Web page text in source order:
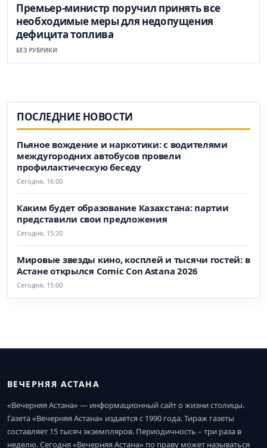
Премьер-министр поручил принять все
необходимые меры для недопущения
дефицита топлива
БЕЗ РУБРИКИ
ПОСЛЕДНИЕ НОВОСТИ
Пьяное вождение и наркотики: с водителями
междугородних автобусов провели
профилактическую беседу
Сегодня, 16:00
Каким будет образование Казахстана: партии
представили свои предложения
Сегодня, 15:20
Мировые звезды кино, косплей и тысячи гостей: в
Астане открылся Comic Con Astana 2026
Сегодня, 15:00
ВЕЧЕРНЯЯ АСТАНА
«Вечерняя Астана» — информационный сайт о жизни столицы.
Газета «Вечерняя Астана» издается с 1990 года. Тираж газеты
составляет 15 тысяч экземпляров. Периодичность – три раза в
неделю. Сегодня «Вечерняя Астана» по праву может называться